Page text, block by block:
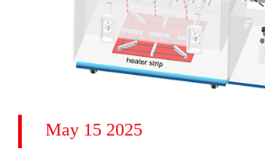
May 15 2025